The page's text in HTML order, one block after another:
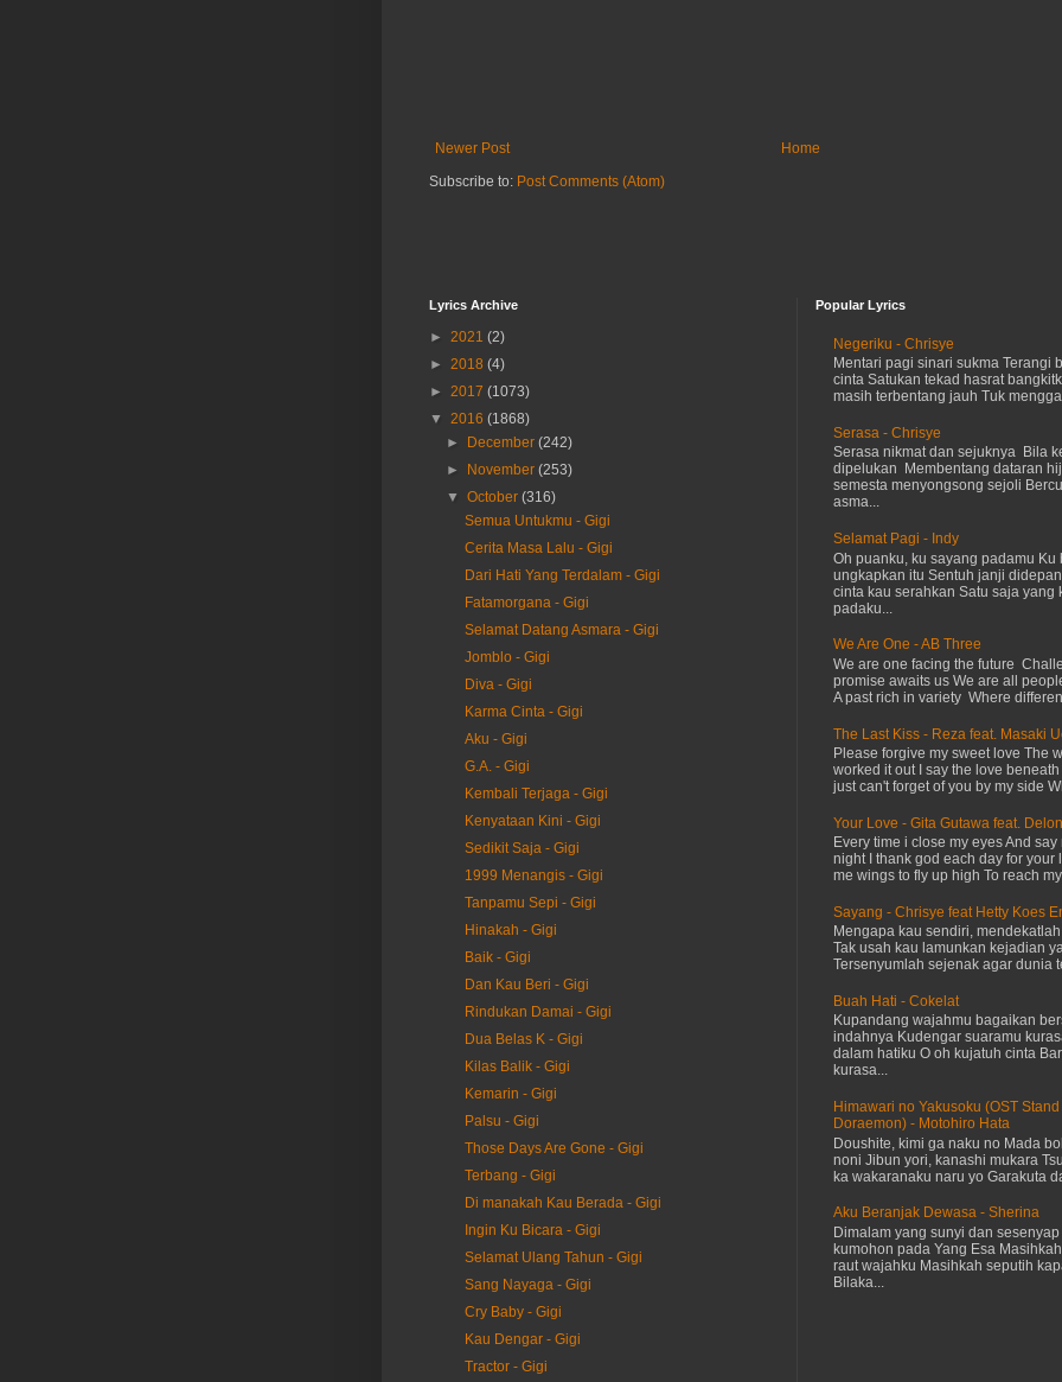
Newer Post
Home
Subscribe to: Post Comments (Atom)
Lyrics Archive
► 2021 (2)
► 2018 (4)
► 2017 (1073)
▼ 2016 (1868)
►
December(242)
►
November(253)
▼October(316)
Semua Untukmu - Gigi
Cerita Masa Lalu - Gigi
Dari Hati Yang Terdalam - Gigi
Fatamorgana - Gigi
Selamat Datang Asmara - Gigi
Jomblo - Gigi
Diva - Gigi
Karma Cinta - Gigi
Aku - Gigi
G.A. - Gigi
Kembali Terjaga - Gigi
Kenyataan Kini - Gigi
Sedikit Saja - Gigi
1999 Menangis - Gigi
Tanpamu Sepi - Gigi
Hinakah - Gigi
Baik - Gigi
Dan Kau Beri - Gigi
Rindukan Damai - Gigi
Dua Belas K - Gigi
Kilas Balik - Gigi
Kemarin - Gigi
Palsu - Gigi
Those Days Are Gone - Gigi
Terbang - Gigi
Di manakah Kau Berada - Gigi
Ingin Ku Bicara - Gigi
Selamat Ulang Tahun - Gigi
Sang Nayaga - Gigi
Cry Baby - Gigi
Kau Dengar - Gigi
Tractor - Gigi
Popular Lyrics
Negeriku - Chrisye
Mentari pagi sinari sukma Terangi
cinta Satukan tekad hasrat
masih terbentang jauh Tuk
Serasa - Chrisye
Serasa nikmat dan sejuknya Bila
dipelukan Membentang dataran
semesta menyongsong sejoli
asma...
Selamat Pagi - Indy
Oh puanku, ku sayang padamu Ku
ungkapkan itu Sentuh janji
cinta kau serahkan Satu saja yang
padaku...
We Are One - AB Three
We are one facing the future
promise awaits us We are all
A past rich in variety Where
The Last Kiss - Reza feat. Masaki
Please forgive my sweet love The
worked it out I say the love beneath
just can't forget of you by my side
Your Love - Gita Gutawa feat.
Every time i close my eyes And say
night I thank god each day for your
me wings to fly up high To reach
Sayang - Chrisye feat Hetty Koes
Mengapa kau sendiri,
Tak usah kau lamunkan kejadian
Tersenyumlah sejenak agar dunia
Buah Hati - Cokelat
Kupandang wajahmu bagaikan
indahnya Kudengar suaramu
dalam hatiku O oh kujatuh cinta
kurasa...
Himawari no Yakusoku (OST Stand
Doraemon) - Motohiro Hata
Doushite, kimi ga naku no Mada
noni Jibun yori, kanashi mukara
ka wakaranaku naru yo Garakuta
Aku Beranjak Dewasa - Sherina
Dimalam yang sunyi dan
kumohon pada Yang Esa
raut wajahku Masihkah seputih
Bilaka...